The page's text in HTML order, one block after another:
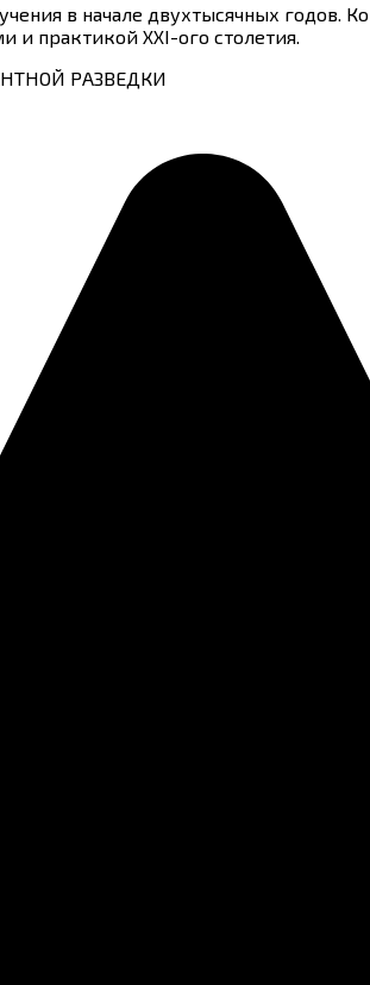
в начале двухтысячных годов.
и практикой XXI-ого столетия.
РАЗВЕДКИ